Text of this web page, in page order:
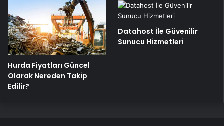
Hurda Fiyatları Güncel
Olarak Nereden Takip
Edilir?
Datahost İle Güvenilir
Sunucu Hizmetleri